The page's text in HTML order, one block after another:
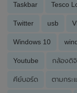
Taskbar Tesco
Twitter usb
Windows 10
Youtube กล้องดิ
คีย์บอร์ด ตามกระ